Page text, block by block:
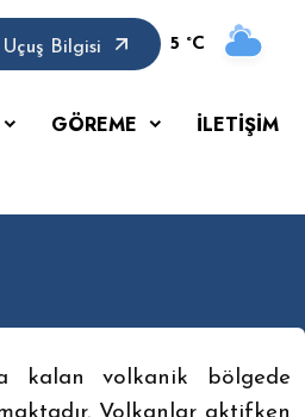
Bilgisi 5 °C
GÖREME İLETİŞİM
kalan volkanik bölgede